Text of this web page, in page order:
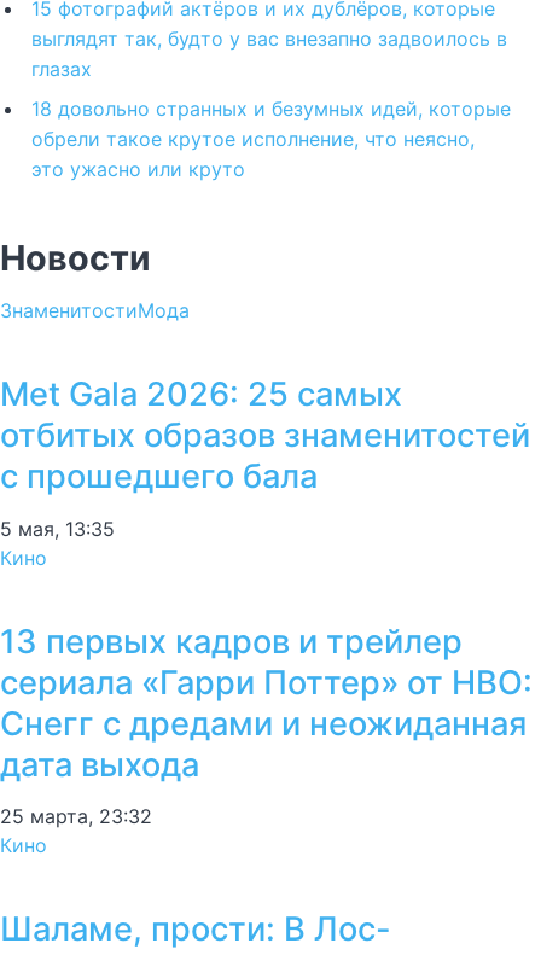
15 фотографий актёров и их дублёров, которые
выглядят так, будто у вас внезапно задвоилось в
глазах
18 довольно странных и безумных идей, которые
обрели такое крутое исполнение, что неясно,
это ужасно или круто
Новости
ЗнаменитостиМода
Met Gala 2026: 25 самых
отбитых образов знаменитостей
с прошедшего бала
5 мая, 13:35
Кино
13 первых кадров и трейлер
сериала «Гарри Поттер» от HBO:
Снегг с дредами и неожиданная
дата выхода
25 марта, 23:32
Кино
Шаламе, прости: В Лос-